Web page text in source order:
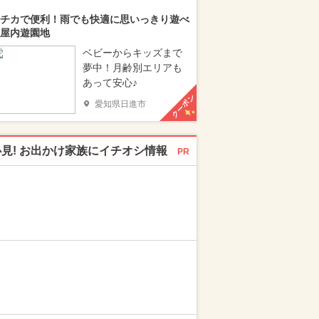
カで便利！雨でも快適に思いっきり遊べ
内遊園地
ベビーからキッズまで
夢中！月齢別エリアも
あって安心♪
愛知県日進市 クーポン
! お出かけ家族にイチオシ情報 PR